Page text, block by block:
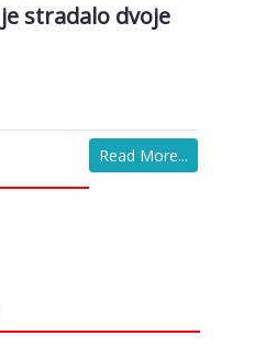
stradalo dvoje
Read More...